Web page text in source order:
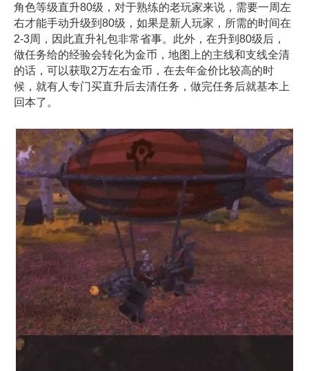
角色等级直升80级，对于熟练的老玩家来说，需要一周左
右才能手动升级到80级，如果是新人玩家，所需的时间在
2-3周，因此直升礼包非常省事。此外，在升到80级后，
做任务给的经验会转化为金币，地图上的主线和支线全清
的话，可以获取2万左右金币，在去年金价比较高的时
候，就有人专门买直升后去清任务，做完任务后就基本上
回本了。